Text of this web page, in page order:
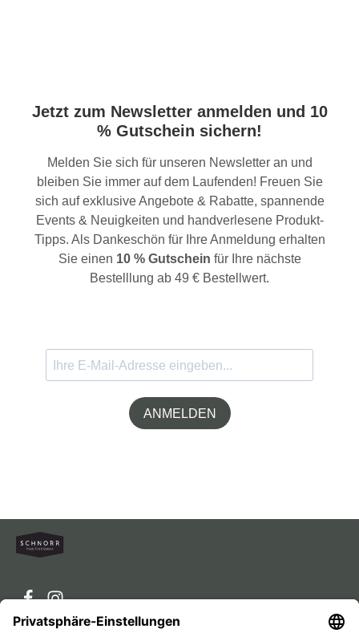
Jetzt zum Newsletter anmelden und 10
% Gutschein sichern!
Melden Sie sich für unseren Newsletter an und
bleiben Sie immer auf dem Laufenden! Freuen Sie
sich auf exklusive Angebote & Rabatte, spannende
Events & Neuigkeiten und handverlesene Produkt-
Tipps. Als Dankeschön für Ihre Anmeldung erhalten
Sie einen 10 % Gutschein für Ihre nächste
Bestelllung ab 49 € Bestellwert.
ANMELDEN